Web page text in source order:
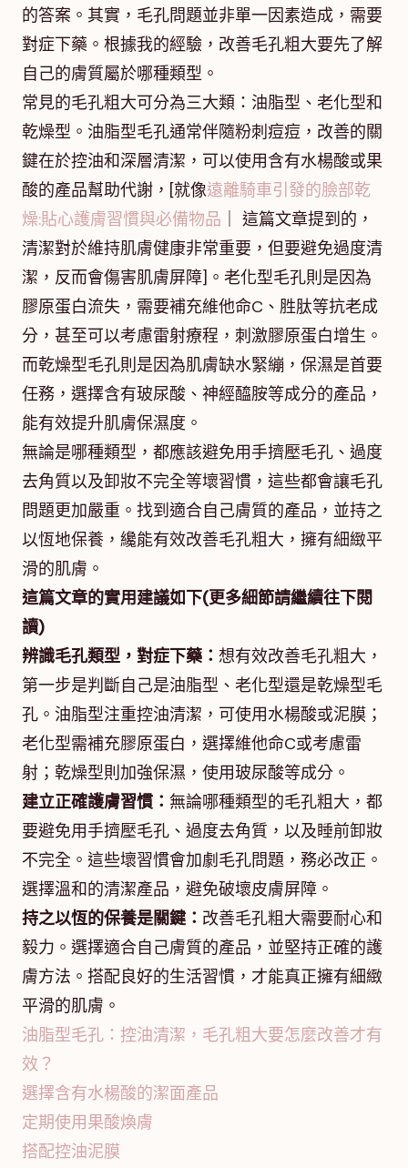
的答案。其實，毛孔問題並非單一因素造成，需要
對症下藥。根據我的經驗，改善毛孔粗大要先了解
自己的膚質屬於哪種類型。
常見的毛孔粗大可分為三大類：油脂型、老化型和
乾燥型。油脂型毛孔通常伴隨粉刺痘痘，改善的關
鍵在於控油和深層清潔，可以使用含有水楊酸或果
酸的產品幫助代謝，[就像遠離騎車引發的臉部乾
燥:貼心護膚習慣與必備物品 ｜ 這篇文章提到的，
清潔對於維持肌膚健康非常重要，但要避免過度清
潔，反而會傷害肌膚屏障]。老化型毛孔則是因為
膠原蛋白流失，需要補充維他命C、胜肽等抗老成
分，甚至可以考慮雷射療程，刺激膠原蛋白增生。
而乾燥型毛孔則是因為肌膚缺水緊繃，保濕是首要
任務，選擇含有玻尿酸、神經醯胺等成分的產品，
能有效提升肌膚保濕度。
無論是哪種類型，都應該避免用手擠壓毛孔、過度
去角質以及卸妝不完全等壞習慣，這些都會讓毛孔
問題更加嚴重。找到適合自己膚質的產品，並持之
以恆地保養，纔能有效改善毛孔粗大，擁有細緻平
滑的肌膚。
這篇文章的實用建議如下(更多細節請繼續往下閱
讀)
辨識毛孔類型，對症下藥： 想有效改善毛孔粗大，
第一步是判斷自己是油脂型、老化型還是乾燥型毛
孔。油脂型注重控油清潔，可使用水楊酸或泥膜；
老化型需補充膠原蛋白，選擇維他命C或考慮雷
射；乾燥型則加強保濕，使用玻尿酸等成分。
建立正確護膚習慣： 無論哪種類型的毛孔粗大，都
要避免用手擠壓毛孔、過度去角質，以及睡前卸妝
不完全。這些壞習慣會加劇毛孔問題，務必改正。
選擇溫和的清潔產品，避免破壞皮膚屏障。
持之以恆的保養是關鍵： 改善毛孔粗大需要耐心和
毅力。選擇適合自己膚質的產品，並堅持正確的護
膚方法。搭配良好的生活習慣，才能真正擁有細緻
平滑的肌膚。
油脂型毛孔：控油清潔，毛孔粗大要怎麼改善才有
效？
選擇含有水楊酸的潔面產品
定期使用果酸煥膚
搭配控油泥膜